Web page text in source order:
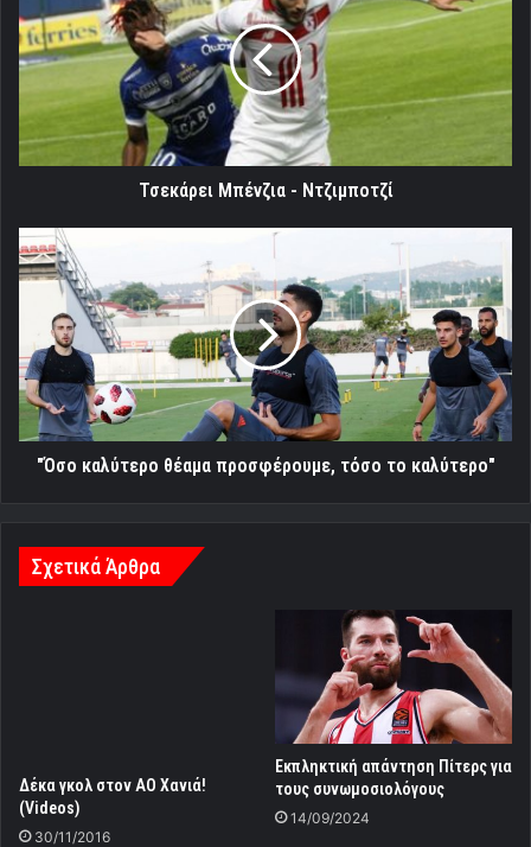
-
Ντζιμποτζί
Τσεκάρει Μπένζια - Ντζιμποτζί
"Όσο
καλύτερο
θέαμα
προσφέρουμε,
τόσο
το
καλύτερο"
"Όσο καλύτερο θέαμα προσφέρουμε, τόσο το καλύτερο"
Σχετικά Άρθρα
Δέκα γκολ στον ΑΟ Χανιά!
(Videos)
30/11/2016
Εκπληκτική απάντηση Πίτερς για
τους συνωμοσιολόγους
14/09/2024